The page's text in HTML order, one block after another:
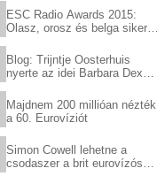
ESC Radio Awards 2015:
Olasz, orosz és belga siker,
Blog: Trijntje Oosterhuis
nyerte az idei Barbara Dex
Majdnem 200 millióan nézték
a 60. Eurovíziót
Simon Cowell lehetne a
csodaszer a brit eurovízós